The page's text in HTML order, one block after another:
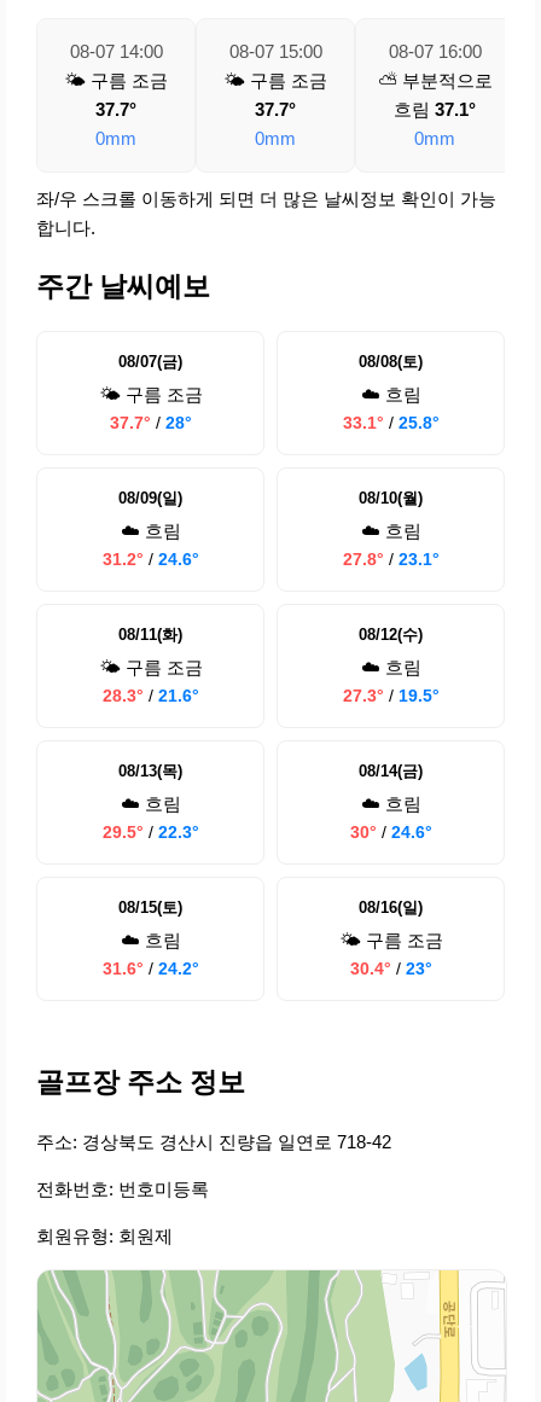
08-07 14:00
🌤️ 구름 조금
37.7°
0mm
08-07 15:00
🌤️ 구름 조금
37.7°
0mm
08-07 16:00
⛅ 부분적으로
흐림 37.1°
0mm
좌/우 스크롤 이동하게 되면 더 많은 날씨정보 확인이 가능
합니다.
주간 날씨예보
08/07(금)
🌤️ 구름 조금
37.7° / 28°
08/08(토)
☁️ 흐림
33.1° / 25.8°
08/09(일)
☁️ 흐림
31.2° / 24.6°
08/10(월)
☁️ 흐림
27.8° / 23.1°
08/11(화)
🌤️ 구름 조금
28.3° / 21.6°
08/12(수)
☁️ 흐림
27.3° / 19.5°
08/13(목)
☁️ 흐림
29.5° / 22.3°
08/14(금)
☁️ 흐림
30° / 24.6°
08/15(토)
☁️ 흐림
31.6° / 24.2°
08/16(일)
🌤️ 구름 조금
30.4° / 23°
골프장 주소 정보
주소: 경상북도 경산시 진량읍 일연로 718-42
전화번호: 번호미등록
회원유형: 회원제